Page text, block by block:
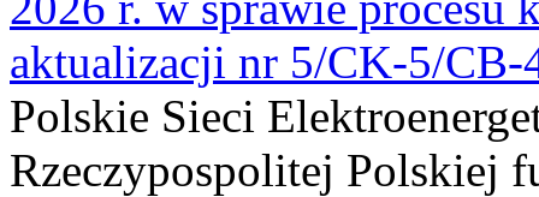
aktualizacji nr 5/CK-5/CB-
Polskie Sieci
Rzeczypospolitej Polskiej